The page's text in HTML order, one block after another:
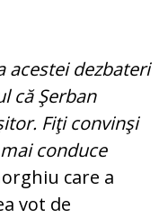
acestei dezbateri
că Şerban
Fiţi convinşi
conduce
care a
vot de